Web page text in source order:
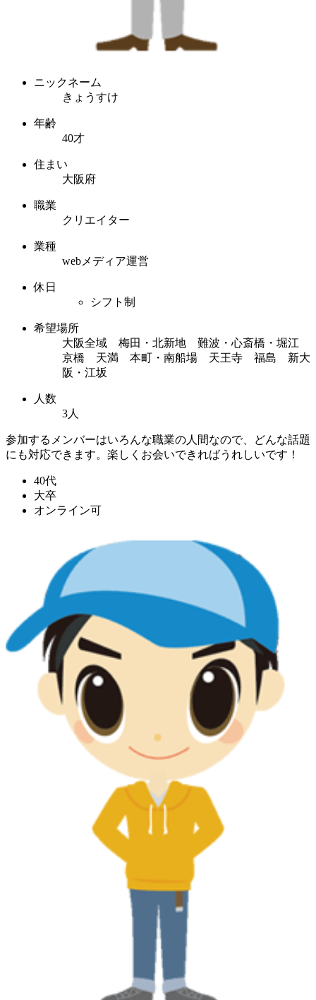
ニックネーム
きょうすけ
年齢
40才
住まい
大阪府
職業
クリエイター
業種
webメディア運営
休日
シフト制
希望場所
大阪全域 梅田・北新地 難波・心斎橋・堀江
京橋 天満 本町・南船場 天王寺 福島 新大
阪・江坂
人数
3人
参加するメンバーはいろんな職業の人間なので、どんな話題
にも対応できます。楽しくお会いできればうれしいです！
40代
大卒
オンライン可